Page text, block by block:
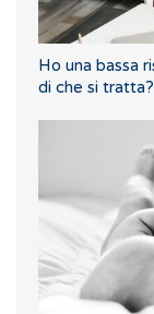
Ho una bassa
di che si tratta?